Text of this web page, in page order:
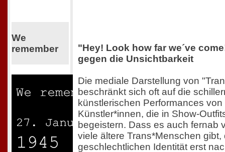
We
remember
"Hey! Look how far we´ve
gegen die Unsichtbarkeit
Die mediale Darstellung von
beschränkt sich oft auf die
künstlerischen Performances von
Künstler*innen, die in Show-
begeistern. Dass es auch fernab
viele ältere Trans*Menschen gibt,
geschlechtlichen Identität erst